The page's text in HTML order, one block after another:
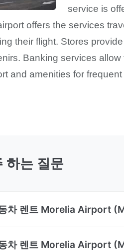
service is
offers the services
their flight. Stores
Banking services
and amenities for
하는 질문
차 렌트 Morelia Airport
차 렌트 Morelia Airport